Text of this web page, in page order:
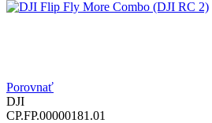
Porovnať
DJI
CP.FP.00000181.01